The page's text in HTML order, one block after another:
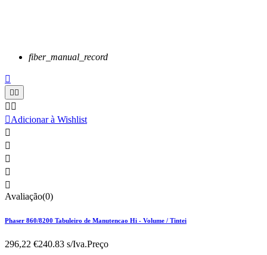
fiber_manual_record

 
 
Adicionar à Wishlist





Avaliação(0)
Phaser 860/8200 Tabuleiro de Manutencao Hi - Volume / Tintei
296,22 €240.83 s/Iva.Preço